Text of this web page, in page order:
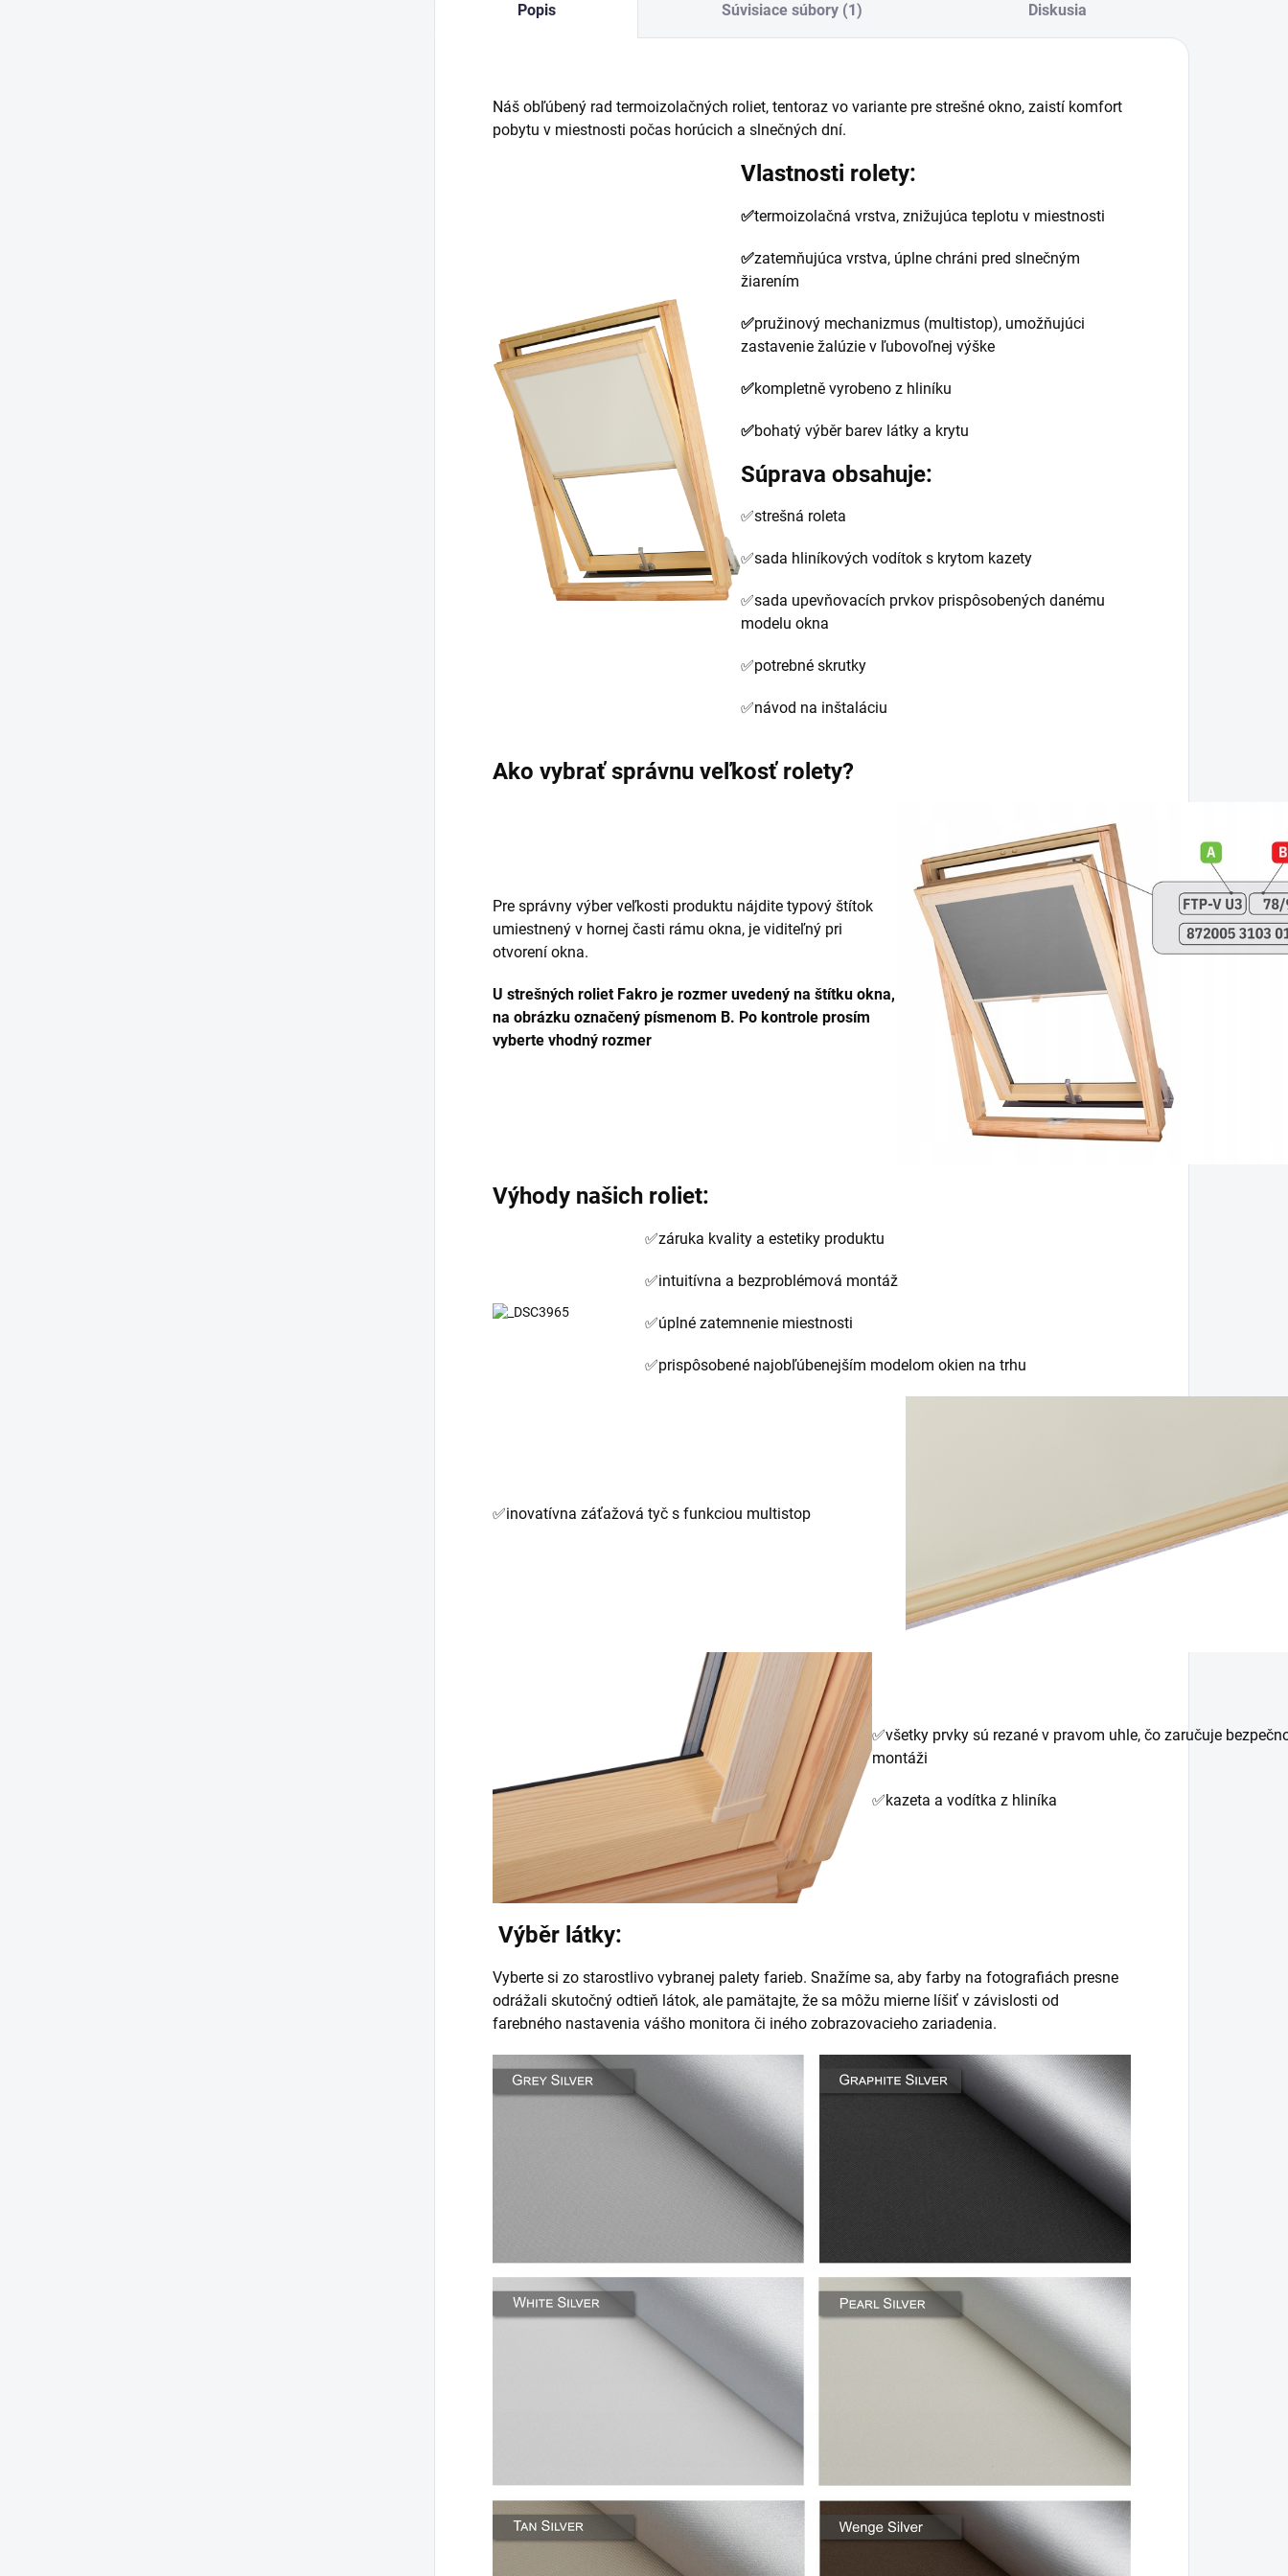
Popis Súvisiace súbory (1) Diskusia
Náš obľúbený rad termoizolačných roliet, tentoraz vo variante pre strešné okno, zaistí komfort
pobytu v miestnosti počas horúcich a slnečných dní.
Vlastnosti rolety:
✅termoizolačná vrstva, znižujúca teplotu v miestnosti
✅zatemňujúca vrstva, úplne chráni pred slnečným
žiarením
✅pružinový mechanizmus (multistop), umožňujúci
zastavenie žalúzie v ľubovoľnej výške
✅kompletně vyrobeno z hliníku
✅bohatý výběr barev látky a krytu
Súprava obsahuje:
✅strešná roleta
✅sada hliníkových vodítok s krytom kazety
✅sada upevňovacích prvkov prispôsobených danému
modelu okna
✅potrebné skrutky
✅návod na inštaláciu
Ako vybrať správnu veľkosť rolety?
Pre správny výber veľkosti produktu nájdite typový štítok
umiestnený v hornej časti rámu okna, je viditeľný pri
otvorení okna.
U strešných roliet Fakro je rozmer uvedený na štítku okna,
na obrázku označený písmenom B. Po kontrole prosím
vyberte vhodný rozmer
Výhody našich roliet:
✅záruka kvality a estetiky produktu
✅intuitívna a bezproblémová montáž
✅úplné zatemnenie miestnosti
✅prispôsobené najobľúbenejším modelom okien na trhu
✅inovatívna záťažová tyč s funkciou multistop
✅všetky prvky sú rezané v pravom uhle, čo zaručuje
montáži
✅kazeta a vodítka z hliníka
Výběr látky:
Vyberte si zo starostlivo vybranej palety farieb. Snažíme sa, aby farby na fotografiách presne
odrážali skutočný odtieň látok, ale pamätajte, že sa môžu mierne líšiť v závislosti od
farebného nastavenia vášho monitora či iného zobrazovacieho zariadenia.